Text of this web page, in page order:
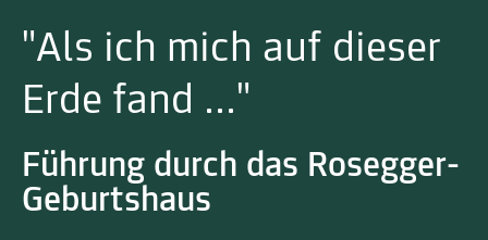
"Als ich mich auf dieser
Erde fand ..."
Führung durch das Rosegger-
Geburtshaus